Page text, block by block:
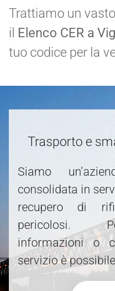
Trattiamo un
il Elenco CER a
tuo codice per la
Trasporto e
Siamo
consolidata in
recupero di
pericolosi.
informazioni o
servizio è